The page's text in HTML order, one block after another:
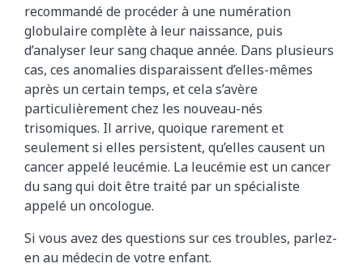
recommandé de procéder à une numération
globulaire complète à leur naissance, puis
d’analyser leur sang chaque année. Dans plusieurs
cas, ces anomalies disparaissent d’elles-mêmes
après un certain temps, et cela s’avère
particulièrement chez les nouveau-nés
trisomiques. Il arrive, quoique rarement et
seulement si elles persistent, qu’elles causent un
cancer appelé leucémie. La leucémie est un cancer
du sang qui doit être traité par un spécialiste
appelé un oncologue.
Si vous avez des questions sur ces troubles, parlez-
en au médecin de votre enfant.